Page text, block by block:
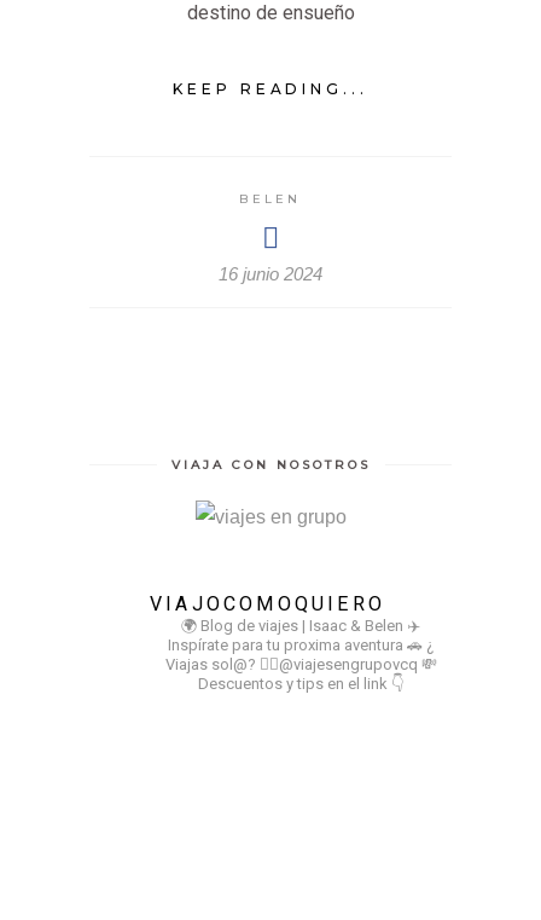
destino de ensueño
KEEP READING...
BELEN
16 junio 2024
VIAJA CON NOSOTROS
VIAJOCOMOQUIERO
🌍 Blog de viajes | Isaac & Belen ✈️
Inspírate para tu proxima aventura 🚗 ¿
Viajas sol@? 👉🏻@viajesengrupovcq 💸
Descuentos y tips en el link 👇